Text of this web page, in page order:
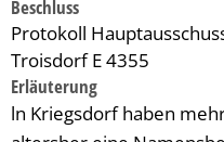
Beschluss
Protokoll
Troisdorf E 4355
Erläuterung
ln Kriegsdorf haben